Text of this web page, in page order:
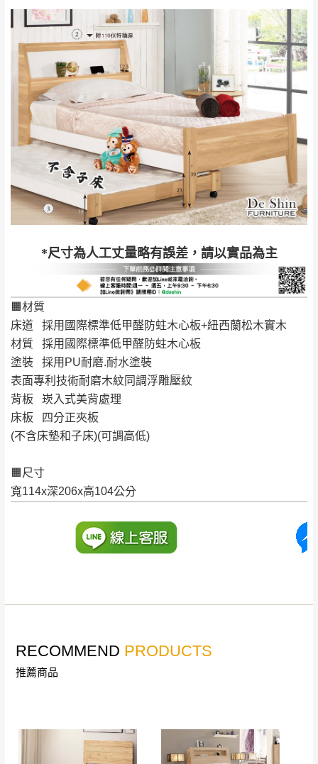
*尺寸為人工丈量略有誤差，請以實品為主
🟧材質
床道 採用國際標準低甲醛防蛀木心板+紐西蘭松木實木
材質 採用國際標準低甲醛防蛀木心板
塗裝 採用PU耐磨.耐水塗裝
表面專利技術耐磨木紋同調浮雕壓紋
背板 崁入式美背處理
床板 四分正夾板
(不含床墊和子床)(可調高低)
🟧尺寸
寬114x深206x高104公分
基隆
$ 9,000以下：
NT$500元
＊A108產品另收運費
基隆山區
苗栗
$ 9,000以上：免
$ 9,000以下：
NT$500元
＊A108產品另收運費
卓蘭鎮、三灣、通
霄山區、西湖、泰
安鄉、大湖鄉、頭
屋、獅潭鄉
配送天數：5~14天
到貨時間：指定送貨日當天以電話聯絡確認
台北市、新北市地區固定每周(三)、(日)兩天收送貨
暫無配送地區：彰化、南投、雲林、嘉義、台南、高
雄、屏東、宜蘭、 花蓮、台東、金門、馬祖、澎湖地區
（可於LINE線上詢問 →@dershin
加收說明
。
其它注意事項
保護物流人員的工作安全，賣家無提供吊掛服務，若
需以吊車或其他的吊掛方式吊運，費用將由買方自行
再與您通知，讓您不用整天在家等貨，以免浪費你的
寶貴時間。
快速到貨商品，無法指定特定時間送達，司
機當天到貨前皆會再與您通知，讓你不用整
天在家等貨，以節省您的寶貴時間。
由於百貨公司配送較為不易，故暫無法配送
至百貨公司內部。
發票寄送：
若您選擇三聯式或索取兩聯式發票，發票將於商品
完成出貨15個工作天另行寄出，另外約加上2~7個
工作天內送達，如遇國定假日將順延寄送。
退換貨說明：
公司客服人員，我們將為您更換新品，運費
皆由本站負責，所有退回及換貨之商品必須
是全新狀態且完整包裝，床墊、床包、枕頭
包裝、廠商紙及所有附隨文件或資料之完整
性)，若未依照上述方式處理，恕無法接受退
貨。
由於透過電腦螢幕選購商品，可能會因個人
電腦螢幕的設定色差或解析度等因素， 與實
際商品的顏色、質感稍有不同，如因此而需
退換貨，需自付來回運費及人資成本
丈量，難免會有些許誤差值(約正負0.5CM)
非因本公司問題而需退換貨，請於收到貨7日
內通知客服人員(Line@ ID：
收送貨，敬請見諒！
件短缺，則維修、搬運費用，需由消費者自
行吸收(另事先與消費者報價，消費者同意將
RECOMMEND PRODUCTS
推薦商品